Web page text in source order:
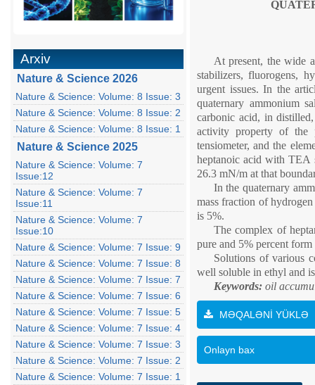
Arxiv
Nature & Science 2026
Nature & Science: Volume: 8 Issue: 3
Nature & Science: Volume: 8 Issue: 2
Nature & Science: Volume: 8 Issue: 1
Nature & Science 2025
Nature & Science: Volume: 7
Issue:12
Nature & Science: Volume: 7
Issue:11
Nature & Science: Volume: 7
Issue:10
Nature & Science: Volume: 7 Issue: 9
Nature & Science: Volume: 7 Issue: 8
Nature & Science: Volume: 7 Issue: 7
Nature & Science: Volume: 7 Issue: 6
Nature & Science: Volume: 7 Issue: 5
Nature & Science: Volume: 7 Issue: 4
Nature & Science: Volume: 7 Issue: 3
Nature & Science: Volume: 7 Issue: 2
Nature & Science: Volume: 7 Issue: 1
At present, the wide
stabilizers, fluorogens,
urgent issues. In the
quaternary ammonium
carbonic acid, in
activity property of the
tensiometer, and the
heptanoic acid with TEA
26.3 mN/m at that
In the quaternary
mass fraction of
is 5%.
The complex of
pure and 5% percent form
Solutions of various
well soluble in ethyl and
Keywords:oil
MƏQALƏNİ YÜKLƏ
Onlayn bax